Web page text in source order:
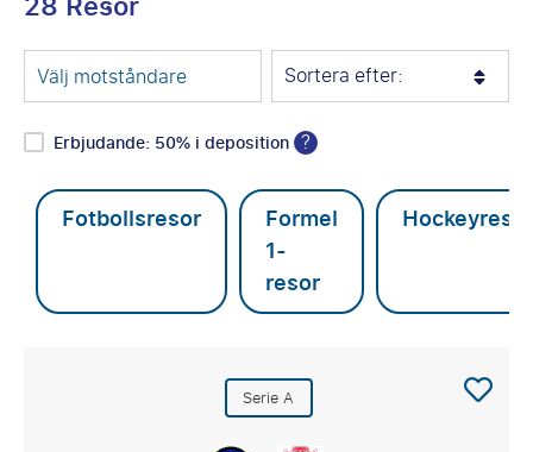
Välj motståndare Sortera efter:
Erbjudande: 50% i deposition ?
Fotbollsresor Formel
1-
resor
Hockeyresor
Serie A